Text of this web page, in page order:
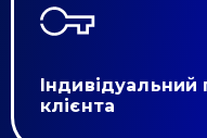
Індивідуальний
клієнта
Ми зазвичай